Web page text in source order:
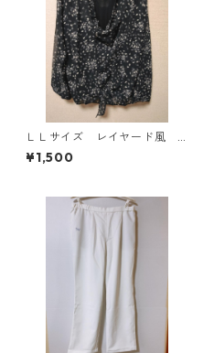
ＬＬサイズ レイヤード風
シフォンブラウス ブラッ
ク KAE-4786
¥1,500